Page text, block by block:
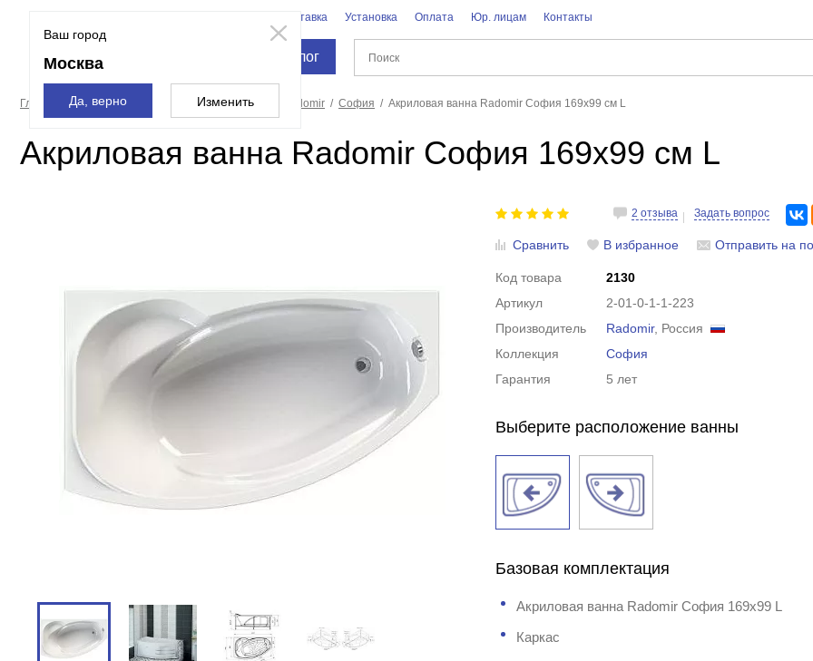
Ваш город
Москва
Да, верно Изменить
Доставка Установка Оплата Юр. лицам Контакты
Каталог
Главная страница Акриловые ванны Radomir София Акриловая ванна Radomir София 169х99 см L
Акриловая ванна Radomir София 169х99 см L
2 отзыва Задать вопрос
Сравнить В избранное Отправить на
Код товара
2130
Артикул
2-01-0-1-1-223
Производитель
Radomir, Россия
Коллекция
София
Гарантия
5 лет
Выберите расположение ванны
Базовая комплектация
Акриловая ванна Radomir София 169х99 L
Каркас